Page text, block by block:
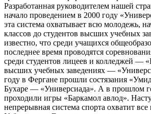
Разработанная руководителем нашей
начало проведением в 2000 году
эта система охватывает всю молодежь,
классов до студентов высших учебных
известно, что среди учащихся
последнее время проводятся
среди студентов лицеев и колледжей —
высших учебных заведениях —
году в Фергане прошли состязания
Бухаре — «Универсиада». А в прошлом
проходили игры «Баркамол авлод».
непрерывная система спорта охватит все